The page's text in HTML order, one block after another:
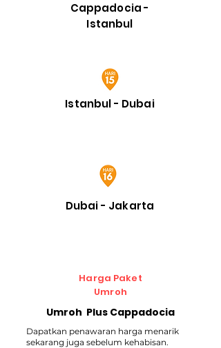
Cappadocia -
Istanbul
Istanbul - Dubai
Dubai - Jakarta
Harga Paket
Umroh
Umroh Plus Cappadocia
Dapatkan penawaran harga menarik
sekarang juga sebelum kehabisan.